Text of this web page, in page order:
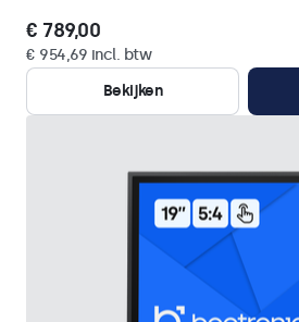
€ 789,00
€ 954,69 incl. btw
Bekijken